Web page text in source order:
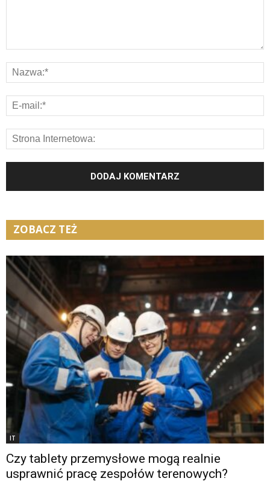
ZOBACZ TEŻ
IT
Czy tablety przemysłowe mogą realnie
usprawnić pracę zespołów terenowych?